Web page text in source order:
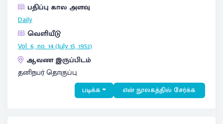
பதிப்பு கால அளவு
Daily
வெளியீடு
Vol. 6, no. 14 (July 15, 1952)
ஆவண இருப்பிடம்
தனிநபர் தொகுப்பு
படிக்க என் நூலகத்தில் சேர்க்க